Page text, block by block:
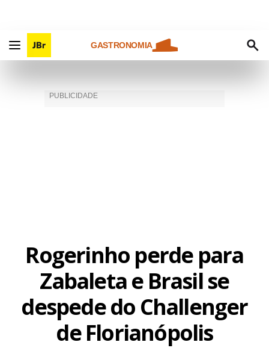
GASTRONOMIA
Rogerinho perde para
Zabaleta e Brasil se
despede do Challenger
de Florianópolis